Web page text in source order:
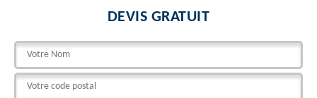
DEVIS GRATUIT